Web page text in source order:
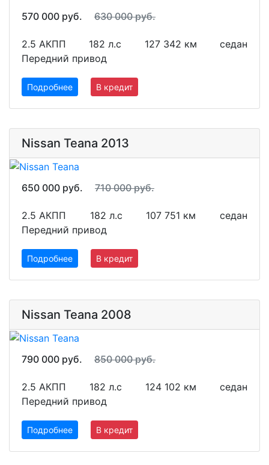
570 000 руб. 630 000 руб.
2.5 АКПП 182 л.с 127 342 км
седан
Передний привод
Подробнее В кредит
Nissan Teana 2013
650 000 руб. 710 000 руб.
2.5 АКПП 182 л.с 107 751 км
седан
Передний привод
Подробнее В кредит
Nissan Teana 2008
790 000 руб. 850 000 руб.
2.5 АКПП 182 л.с 124 102 км
седан
Передний привод
Подробнее В кредит